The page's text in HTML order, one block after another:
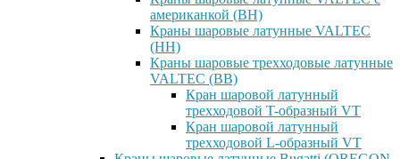
американкой (ВН)
Краны шаровые латунные VALTEC
(НН)
Краны шаровые трехходовые латунные
VALTEC (ВВ)
Кран шаровой латунный
трехходовой T-образный VT
Кран шаровой латунный
трехходовой L-образный VT